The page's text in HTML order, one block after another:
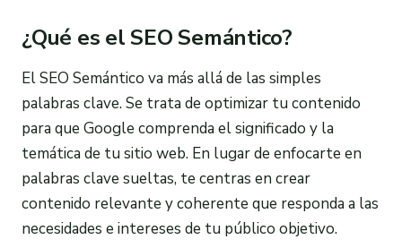
¿Qué es el SEO Semántico?
El SEO Semántico va más allá de las simples
palabras clave. Se trata de optimizar tu contenido
para que Google comprenda el significado y la
temática de tu sitio web. En lugar de enfocarte en
palabras clave sueltas, te centras en crear
contenido relevante y coherente que responda a las
necesidades e intereses de tu público objetivo.